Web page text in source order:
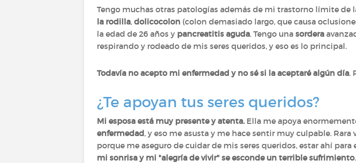
Tengo muchas otras patologías además de mi trastorno límite de
la rodilla, dolicocolon (colon demasiado largo, que causa
la edad de 26 años y pancreatitis aguda. Tengo una sordera
respirando y rodeado de mis seres queridos, y eso es lo principal.
Todavía no acepto mi enfermedad y no sé si la aceptaré algún día.
¿Te apoyan tus seres queridos?
Mi esposa está muy presente y atenta. Ella me apoya
enfermedad, y eso me asusta y me hace sentir muy culpable.
porque me aseguro de cuidar de mis seres queridos, estar ahí para
mi sonrisa y mi "alegría de vivir" se esconde un terrible sufrimiento.